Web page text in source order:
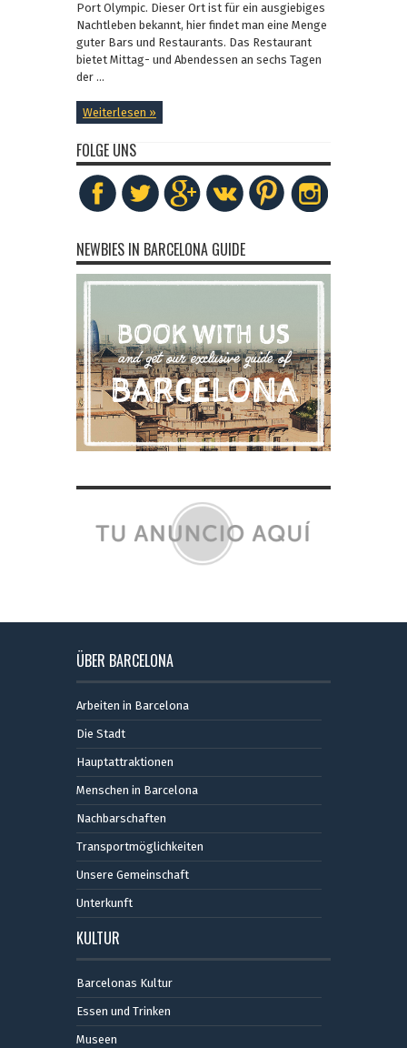
Port Olympic. Dieser Ort ist für ein ausgiebiges
Nachtleben bekannt, hier findet man eine Menge
guter Bars und Restaurants. Das Restaurant
bietet Mittag- und Abendessen an sechs Tagen
der ...
Weiterlesen »
FOLGE UNS
NEWBIES IN BARCELONA GUIDE
ÜBER BARCELONA
Arbeiten in Barcelona
Die Stadt
Hauptattraktionen
Menschen in Barcelona
Nachbarschaften
Transportmöglichkeiten
Unsere Gemeinschaft
Unterkunft
KULTUR
Barcelonas Kultur
Essen und Trinken
Museen